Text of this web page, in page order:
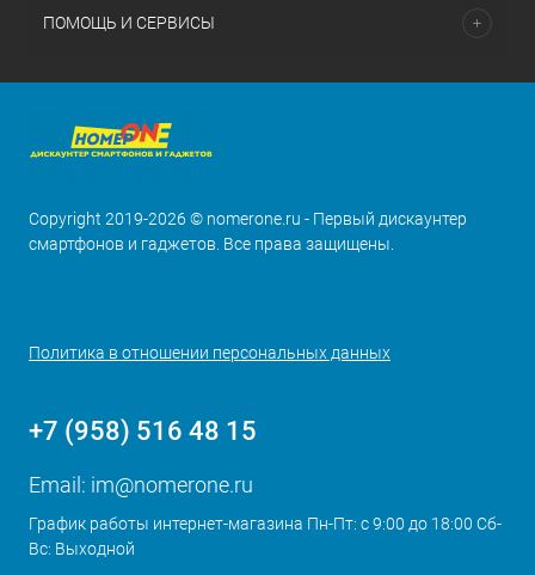
ПОМОЩЬ И СЕРВИСЫ
Copyright 2019-2026 © nomerone.ru - Первый дискаунтер
смартфонов и гаджетов. Все права защищены.
Политика в отношении персональных данных
+7 (958) 516 48 15
Email: im@nomerone.ru
График работы интернет-магазина Пн-Пт: с 9:00 до 18:00 Сб-
Вс: Выходной